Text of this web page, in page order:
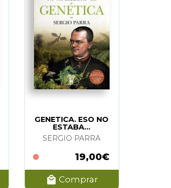
GENETICA. ESO NO
ESTABA...
SERGIO PARRA
19,00€
Comprar